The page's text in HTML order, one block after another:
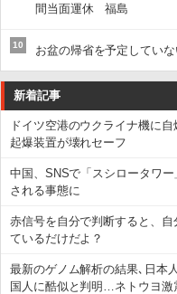
間当面運休 福島
10 お盆の帰省を予定してい
新着記事
ドイツ空港のウクライナ機に
起爆装置が壊れセーフ
中国、SNSで「スシロータワ
される事態に
赤信号を自分で判断すると、
ているだけだよ？
最新のゲノム解析の結果､日本
国人に酷似と判明…ネトウヨ激